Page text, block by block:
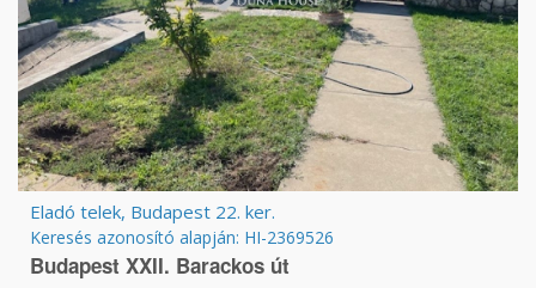
Eladó telek, Budapest 22. ker.
Keresés azonosító alapján: HI-2369526
Budapest XXII. Barackos út